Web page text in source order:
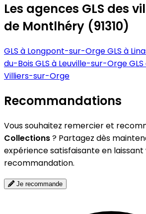
Les agences GLS des
de Montlhéry (91310)
GLS à Longpont-sur-OrgeGLS à
du-BoisGLS à Leuville-sur-Orge
Villiers-sur-Orge
Recommandations
Vous souhaitez remercier et
Collections? Partagez dès
expérience satisfaisante en
recommandation.
Je recommande